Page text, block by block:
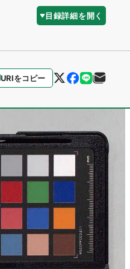
目録詳細を開く
URIをコピー